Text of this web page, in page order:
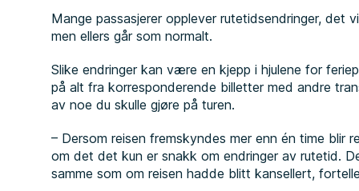
Mange passasjerer opplever rutetidsendringer, det
men ellers går som normalt.
Slike endringer kan være en kjepp i hjulene for
på alt fra korresponderende billetter med andre
av noe du skulle gjøre på turen.
– Dersom reisen fremskyndes mer enn én time blir
om det det kun er snakk om endringer av rutetid.
samme som om reisen hadde blitt kansellert,